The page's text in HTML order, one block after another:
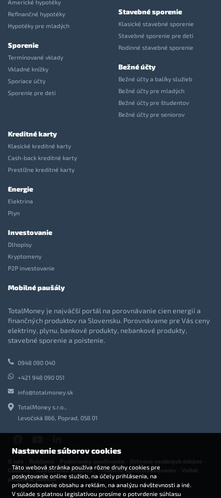
Americké hypotéky
Refinančné hypotéky
Hypotéky pre mladých
Sporenie
Termínované vklady
Vkladné knížky
Sporiace účty
Sporenie pre deti
Stavebné sporenie
Klasické stavebné sporenie
Stavebné sporenie pre deti
Rodinné stavebné sporenie
Bežné účty
Bežné účty a balíky služieb
Bežné účty pre mladých
Bežné účty pre študentov
Bežné účty pre seniorov
Kreditné karty
Klasické kreditné karty
Cash-back kreditné karty
Prestížne kreditné karty
Energie
Elektrina
Plyn
Investovanie
Dlhopisy
Kryptomeny
P2P investovanie
Mobilné paušály
TotalMoney je najväčší portál na porovnávanie cien energií a
finančných produktov na Slovensku. Porovnávame pre Vás ceny
elektriny, plynu, bankové produkty, nebankové produkty,
stavebné sporenie a poistenie.
0948 090 040
+421 948 090 051
info@totalmoney.sk
TotalMoney s.r.o.,
Levočská 866, Poprad, 058 01
Cookies-Nastavenia cookies -Finančné sprostredkovanie
pracovné miesta
Nastavenie súborov cookies
Táto webová stránka používa rôzne druhy cookies pre
poskytovanie online služieb, na účely prihlásenia, na
prispôsobovanie obsahu a reklám, na analýzu návštevnosti a iné.
V súlade s platnou legislatívou prosíme o potvrdenie súhlasu